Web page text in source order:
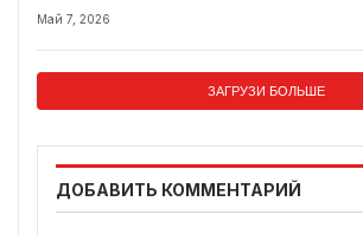
Май 7, 2026
ЗАГРУЗИ БОЛЬШЕ
ДОБАВИТЬ КОММЕНТАРИЙ